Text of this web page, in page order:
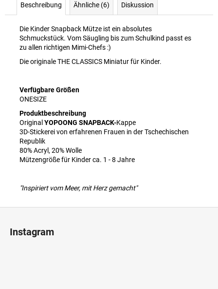
Beschreibung Ähnliche (6) Diskussion
Die Kinder Snapback Mütze ist ein absolutes
Schmuckstück. Vom Säugling bis zum Schulkind passt es
zu allen richtigen Mimi-Chefs :)
Die originale THE CLASSICS Miniatur für Kinder.
Verfügbare Größen
ONESIZE
Produktbeschreibung
OriginalYOPOONG SNAPBACK-Kappe
3D-Stickerei von erfahrenen Frauen in der Tschechischen
Republik
80% Acryl, 20% Wolle
Mützengröße für Kinder ca. 1 - 8 Jahre
"Inspiriert vom Meer, mit Herz gemacht"
Instagram